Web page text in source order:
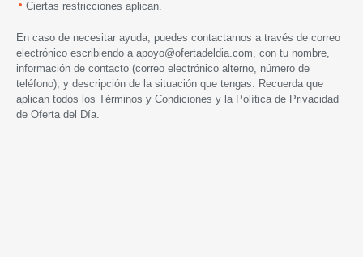
Ciertas restricciones aplican.
En caso de necesitar ayuda, puedes contactarnos a través de correo
electrónico escribiendo a apoyo@ofertadeldia.com , con tu nombre,
información de contacto (correo electrónico alterno, número de
teléfono), y descripción de la situación que tengas. Recuerda que
aplican todos los Términos y Condiciones y la Política de Privacidad
de Oferta del Día.